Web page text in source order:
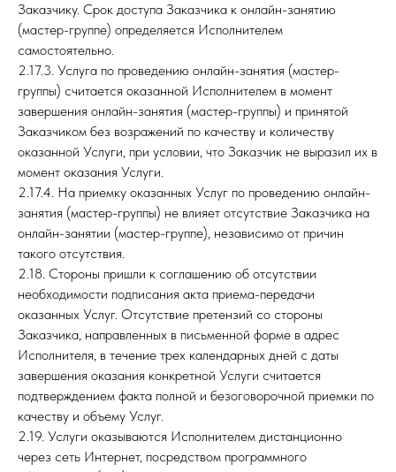
Заказчику. Срок доступа Заказчика к онлайн-занятию
(мастер-группе) определяется Исполнителем
самостоятельно.
2.17.3. Услуга по проведению онлайн-занятия (мастер-
группы) считается оказанной Исполнителем в момент
завершения онлайн-занятия (мастер-группы) и принятой
Заказчиком без возражений по качеству и количеству
оказанной Услуги, при условии, что Заказчик не выразил их в
момент оказания Услуги.
2.17.4. На приемку оказанных Услуг по проведению онлайн-
занятия (мастер-группы) не влияет отсутствие Заказчика на
онлайн-занятии (мастер-группе), независимо от причин
такого отсутствия.
2.18. Стороны пришли к соглашению об отсутствии
необходимости подписания акта приема-передачи
оказанных Услуг. Отсутствие претензий со стороны
Заказчика, направленных в письменной форме в адрес
Исполнителя, в течение трех календарных дней с даты
завершения оказания конкретной Услуги считается
подтверждением факта полной и безоговорочной приемки по
качеству и объему Услуг.
2.19. Услуги оказываются Исполнителем дистанционно
через сеть Интернет, посредством программного